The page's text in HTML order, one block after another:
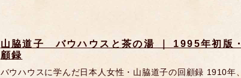
山脇道子 バウハウスと茶の湯 ｜ 1995年初版
顧録
バウハウスに学んだ日本人女性・山脇道子の回顧録 1910